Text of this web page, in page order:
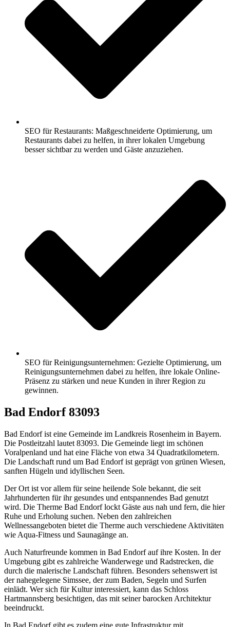
SEO für Restaurants: Maßgeschneiderte Optimierung, um
Restaurants dabei zu helfen, in ihrer lokalen Umgebung
besser sichtbar zu werden und Gäste anzuziehen.
SEO für Reinigungsunternehmen: Gezielte Optimierung, um
Reinigungsunternehmen dabei zu helfen, ihre lokale Online-
Präsenz zu stärken und neue Kunden in ihrer Region zu
gewinnen.
Bad Endorf 83093
Bad Endorf ist eine Gemeinde im Landkreis Rosenheim in Bayern.
Die Postleitzahl lautet 83093. Die Gemeinde liegt im schönen
Voralpenland und hat eine Fläche von etwa 34 Quadratkilometern.
Die Landschaft rund um Bad Endorf ist geprägt von grünen Wiesen,
sanften Hügeln und idyllischen Seen.
Der Ort ist vor allem für seine heilende Sole bekannt, die seit
Jahrhunderten für ihr gesundes und entspannendes Bad genutzt
wird. Die Therme Bad Endorf lockt Gäste aus nah und fern, die hier
Ruhe und Erholung suchen. Neben den zahlreichen
Wellnessangeboten bietet die Therme auch verschiedene Aktivitäten
wie Aqua-Fitness und Saunagänge an.
Auch Naturfreunde kommen in Bad Endorf auf ihre Kosten. In der
Umgebung gibt es zahlreiche Wanderwege und Radstrecken, die
durch die malerische Landschaft führen. Besonders sehenswert ist
der nahegelegene Simssee, der zum Baden, Segeln und Surfen
einlädt. Wer sich für Kultur interessiert, kann das Schloss
Hartmannsberg besichtigen, das mit seiner barocken Architektur
beeindruckt.
In Bad Endorf gibt es zudem eine gute Infrastruktur mit